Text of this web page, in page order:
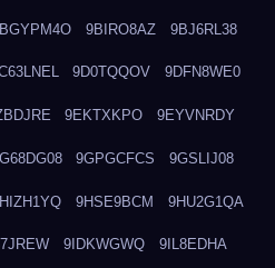
9BIRO8AZ 9BJ6RL38
9D0TQQOV 9DFN8WE0
9EKTXKPO 9EYVNRDY
9GPGCFCS 9GSLIJ08
9HSE9BCM 9HU2G1QA
9IDKWGWQ 9IL8EDHA